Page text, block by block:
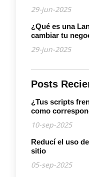
29-jun-2025
¿Qué es una
cambiar tu
29-jun-2025
Posts
¿Tus scripts
como
10-sep-2025
Reducí el uso
sitio
05-sep-2025